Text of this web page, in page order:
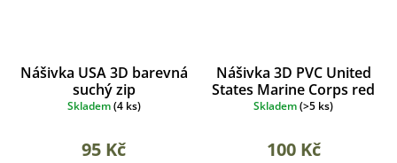
Nášivka USA 3D barevná
suchý zip
Skladem(4 ks)
95 Kč
Nášivka 3D PVC United
States Marine Corps red
Skladem(>5 ks)
100 Kč